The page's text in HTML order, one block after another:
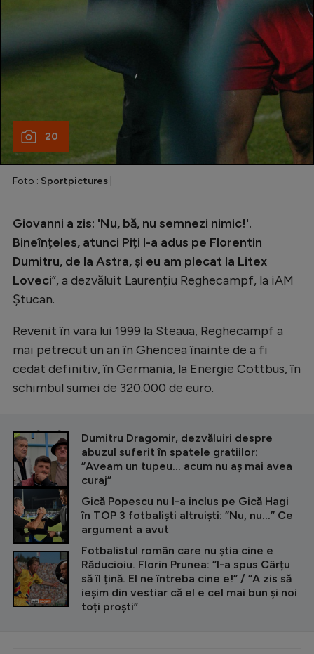
20
Foto : Sportpictures
Giovanni a zis: 'Nu, bă, nu semnezi nimic!'.
Bineînțeles, atunci Piți l-a adus pe Florentin
Dumitru, de la Astra, și eu am plecat la Litex
Loveci”, a dezvăluit Laurențiu Reghecampf, la iAM
Ștucan.
Revenit în vara lui 1999 la Steaua, Reghecampf a
mai petrecut un an în Ghencea înainte de a fi
cedat definitiv, în Germania, la Energie Cottbus, în
schimbul sumei de 320.000 de euro.
CITEȘTE ȘI
Dumitru Dragomir, dezvăluiri despre
abuzul suferit în spatele gratiilor:
”Aveam un tupeu... acum nu aș mai avea
curaj”
Gică Popescu nu l-a inclus pe Gică Hagi
în TOP 3 fotbaliști altruiști: ”Nu, nu...” Ce
argument a avut
Fotbalistul român care nu știa cine e
Răducioiu. Florin Prunea: ”I-a spus Cârțu
să îl țină. El ne întreba cine e!” / ”A zis să
ieșim din vestiar că el e cel mai bun și noi
toți proști”